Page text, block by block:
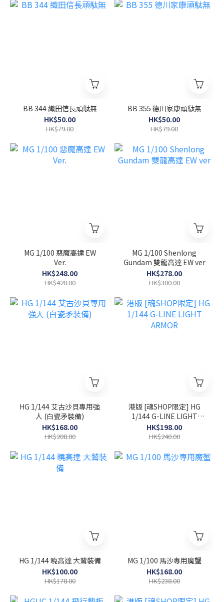
BB 344 織田信長頑駄無
HK$50.00
HK$79.00
BB 355 德川家康頑駄無
HK$50.00
HK$79.00
MG 1/100 惡魔高達 EW
Ver.
HK$248.00
HK$420.00
MG 1/100 Shenlong
Gundam 雙龍高達 EW ver
HK$278.00
HK$300.00
HG 1/144 艾古沙貝專用強
人 (白瓷矛裝備)
HK$168.00
HK$208.00
港版 [魂SHOP限定] HG
1/144 G-LINE LIGHT
ARMOR
HK$198.00
HK$240.00
HG 1/144 曉高達 大鷲裝備
HK$100.00
HK$178.00
MG 1/100 馬沙專用魔蟹
HK$168.00
HK$238.00